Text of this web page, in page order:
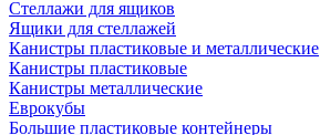
Стеллажи для ящиков
Ящики для стеллажей
Канистры пластиковые и металлические
Канистры пластиковые
Канистры металлические
Еврокубы
Большие пластиковые контейнеры